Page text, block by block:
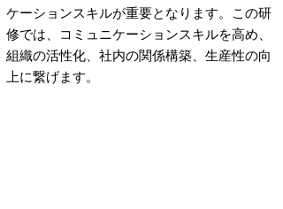
ケーションスキルが重要となります。この研
修では、コミュニケーションスキルを高め、
組織の活性化、社内の関係構築、生産性の向
上に繋げます。